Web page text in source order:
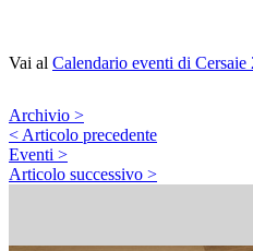
Vai al Calendario eventi di Cersaie
Archivio >
< Articolo precedente
Eventi >
Articolo successivo >